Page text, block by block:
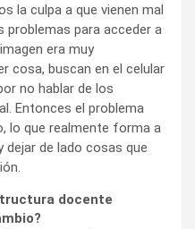
la culpa a que vienen mal
para acceder a
era muy
cosa, buscan en el celular
no hablar de los
Entonces el problema
lo que realmente forma a
dejar de lado cosas que
docente